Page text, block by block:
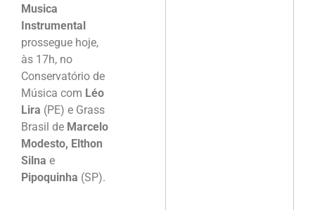
Musica
Instrumental
prossegue hoje,
às 17h, no
Conservatório de
Música com Léo
Lira (PE) e Grass
Brasil de Marcelo
Modesto, Elthon
Silna e
Pipoquinha (SP).